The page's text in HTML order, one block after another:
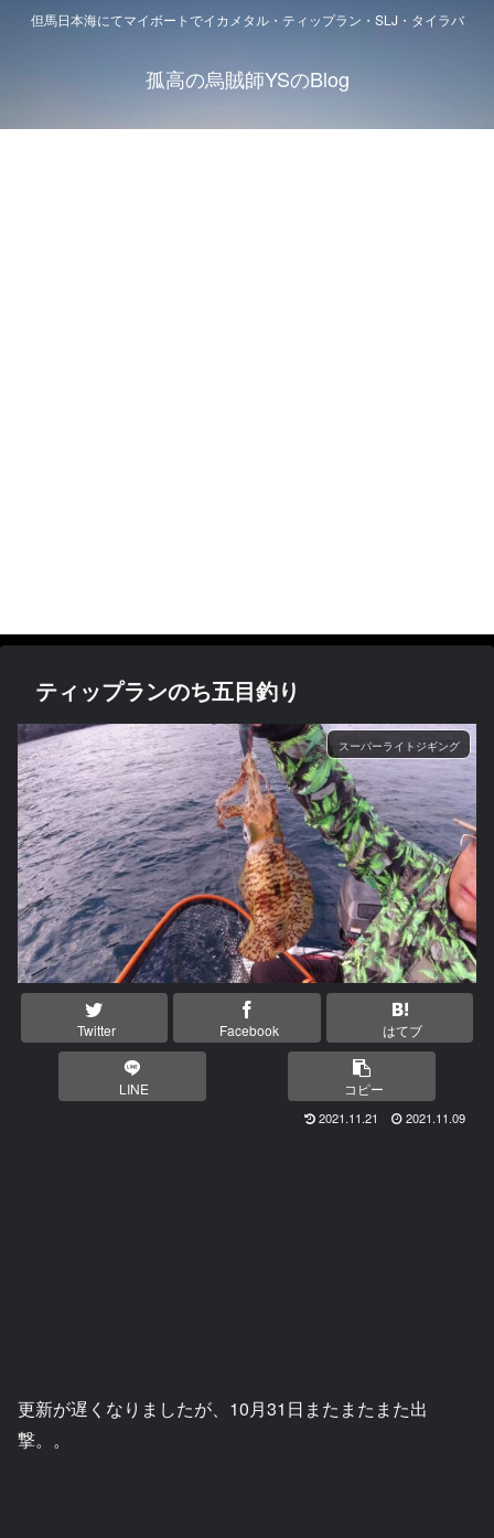
但馬日本海にてマイボートでイカメタル・ティップラン・SLJ・タイラバ
孤高の烏賊師YSのBlog
ティップランのち五目釣り
スーパーライトジギング
Twitter Facebook はてブ
LINE コピー
2021.11.21 2021.11.09
更新が遅くなりましたが、10月31日またまたまた出
撃。。